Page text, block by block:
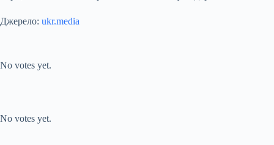
Джерело: ukr.media
No votes yet.
No votes yet.